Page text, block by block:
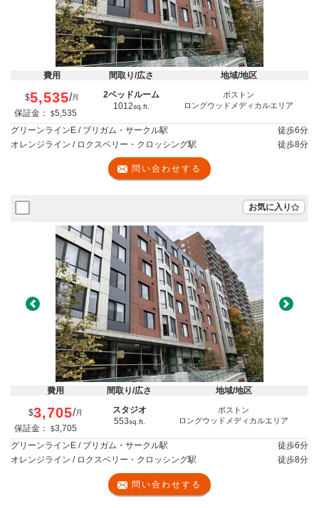
費用 間取り/広さ 地域/地区
$5,535/月
保証金： $5,535
2ベッドルーム
1012sq.ft.
ボストン
ロングウッドメディカルエリア
グリーンラインE / ブリガム・サークル駅 徒歩6分
オレンジライン / ロクスベリー・クロッシング駅
徒歩8分
問い合わせする
お気に入り
Previous Next
費用 間取り/広さ 地域/地区
$3,705/月
保証金： $3,705
スタジオ
553sq.ft.
ボストン
ロングウッドメディカルエリア
グリーンラインE / ブリガム・サークル駅 徒歩6分
オレンジライン / ロクスベリー・クロッシング駅
徒歩8分
問い合わせする